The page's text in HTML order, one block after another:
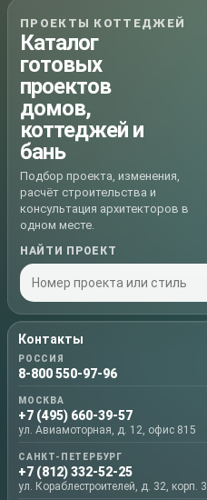
ПРОЕКТЫ КОТТЕДЖЕЙ
Каталог
готовых
проектов
домов,
коттеджей и
бань
Подбор проекта, изменения,
расчёт строительства и
консультация архитекторов в
одном месте.
НАЙТИ ПРОЕКТ
Контакты
РОССИЯ
8-800 550-97-96
МОСКВА
+7 (495) 660-39-57
ул. Авиамоторная, д. 12, офис 815
САНКТ-ПЕТЕРБУРГ
+7 (812) 332-52-25
ул. Кораблестроителей, д. 32, корп. 3